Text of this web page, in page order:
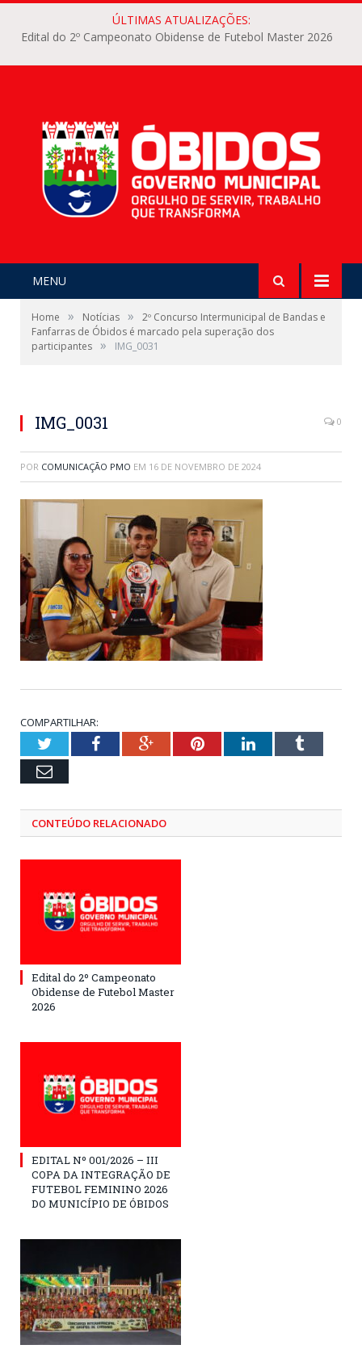
ÚLTIMAS ATUALIZAÇÕES:
Edital do 2º Campeonato Obidense de Futebol Master 2026
MENU
Home » Notícias »
2º Concurso Intermunicipal de Bandas e
Fanfarras de Óbidos é marcado pela superação dos
participantes » IMG_0031
IMG_0031 0
POR COMUNICAÇÃO PMO EM 16 DE NOVEMBRO DE 2024
COMPARTILHAR:
TwitterFacebookGoogle+PinterestLinkedInTumblr
Email
CONTEÚDO RELACIONADO
Edital do 2º Campeonato
Obidense de Futebol Master
2026
EDITAL Nº 001/2026 – III
COPA DA INTEGRAÇÃO DE
FUTEBOL FEMININO 2026
DO MUNICÍPIO DE ÓBIDOS